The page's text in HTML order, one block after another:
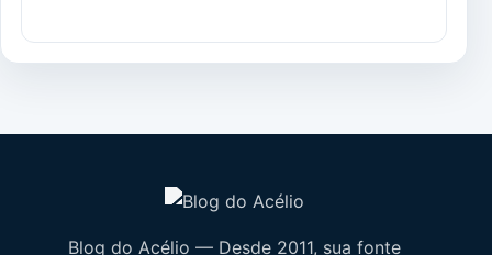
Blog do Acélio — Desde 2011, sua fonte